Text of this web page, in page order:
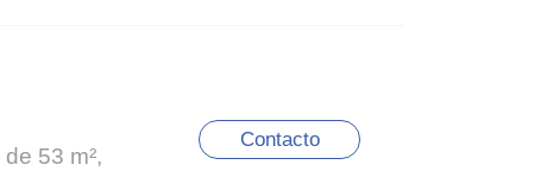
53 m²,
Contacto